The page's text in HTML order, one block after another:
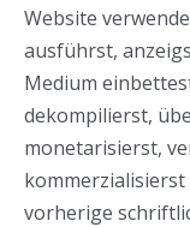
Website
ausführst,
Medium
dekompilierst,
monetarisierst,
vorherige